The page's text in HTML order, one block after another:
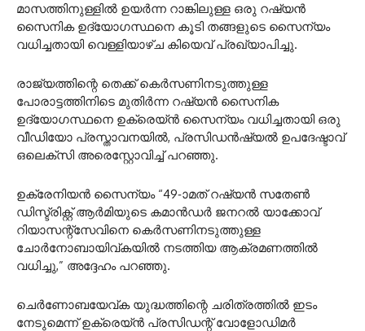
മാസത്തിനുള്ളിൽ ഉയർന്ന റാങ്കിലുള്ള ഒരു റഷ്യൻ
സൈനിക ഉദ്യോഗസ്ഥനെ കൂടി തങ്ങളുടെ സൈന്യം
വധിച്ചതായി വെള്ളിയാഴ്ച കിയെവ് പ്രഖ്യാപിച്ചു.
രാജ്യത്തിന്റെ തെക്ക് കെർസണിനടുത്തുള്ള
പോരാട്ടത്തിനിടെ മുതിർന്ന റഷ്യൻ സൈനിക
ഉദ്യോഗസ്ഥനെ ഉക്രെയ്ൻ സൈന്യം വധിച്ചതായി ഒരു
വീഡിയോ പ്രസ്താവനയിൽ, പ്രസിഡൻഷ്യൽ ഉപദേഷ്ടാവ്
ഒലെക്‌സി അരെസ്റ്റോവിച്ച് പറഞ്ഞു.
ഉക്രേനിയൻ സൈന്യം “49-ാമത് റഷ്യൻ സതേൺ
ഡിസ്ട്രിക്റ്റ് ആർമിയുടെ കമാൻഡർ ജനറൽ യാക്കോവ്
റിയാസന്റ്സേവിനെ കെർസണിനടുത്തുള്ള
ചോർനോബായിവ്കയിൽ നടത്തിയ ആക്രമണത്തിൽ
വധിച്ചു,” അദ്ദേഹം പറഞ്ഞു.
ചെർണോബയേവ്ക യുദ്ധത്തിന്റെ ചരിത്രത്തിൽ ഇടം
നേടുമെന്ന് ഉക്രെയ്ൻ പ്രസിഡന്റ് വോളോഡിമർ